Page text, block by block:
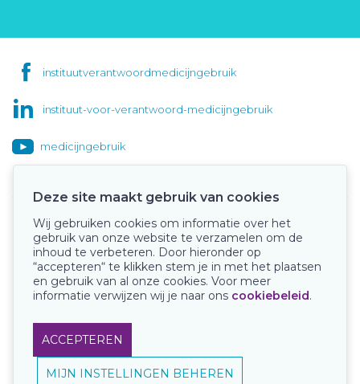
instituutverantwoordmedicijngebruik
instituut-voor-verantwoord-medicijngebruik
medicijngebruik
Onze keurmerken
Deze site maakt gebruik van cookies
Wij gebruiken cookies om informatie over het
gebruik van onze website te verzamelen om de
inhoud te verbeteren. Door hieronder op
“accepteren“ te klikken stem je in met het plaatsen
en gebruik van al onze cookies. Voor meer
informatie verwijzen wij je naar ons cookiebeleid.
ACCEPTEREN
MIJN INSTELLINGEN BEHEREN